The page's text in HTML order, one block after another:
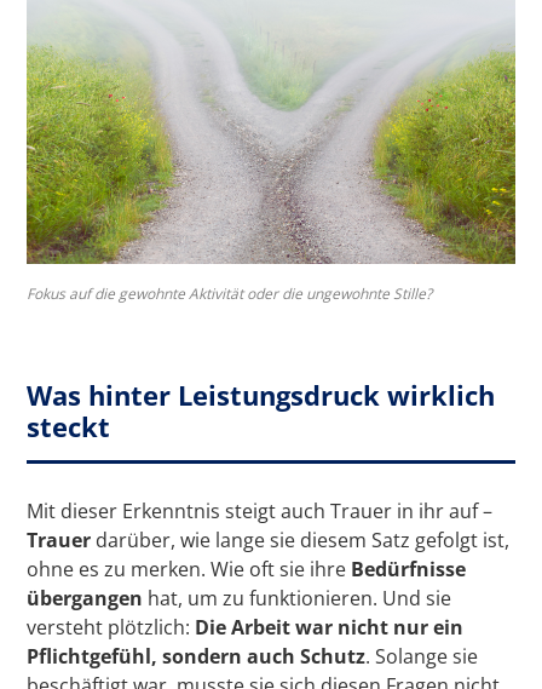
Fokus auf die gewohnte Aktivität oder die ungewohnte Stille?
Was hinter Leistungsdruck wirklich
steckt
Mit dieser Erkenntnis steigt auch Trauer in ihr auf –
Trauer darüber, wie lange sie diesem Satz gefolgt ist,
ohne es zu merken. Wie oft sie ihre Bedürfnisse
übergangen hat, um zu funktionieren. Und sie
versteht plötzlich: Die Arbeit war nicht nur ein
Pflichtgefühl, sondern auch Schutz. Solange sie